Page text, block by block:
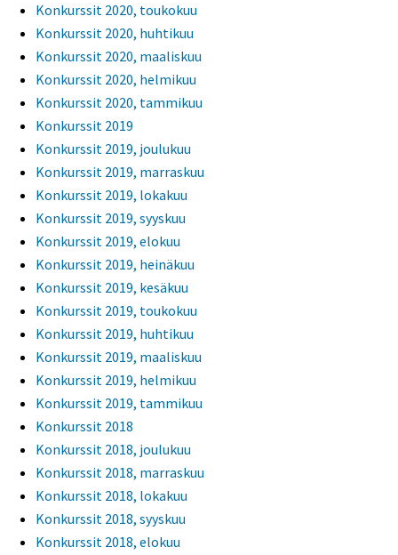
Konkurssit 2020, toukokuu
Konkurssit 2020, huhtikuu
Konkurssit 2020, maaliskuu
Konkurssit 2020, helmikuu
Konkurssit 2020, tammikuu
Konkurssit 2019
Konkurssit 2019, joulukuu
Konkurssit 2019, marraskuu
Konkurssit 2019, lokakuu
Konkurssit 2019, syyskuu
Konkurssit 2019, elokuu
Konkurssit 2019, heinäkuu
Konkurssit 2019, kesäkuu
Konkurssit 2019, toukokuu
Konkurssit 2019, huhtikuu
Konkurssit 2019, maaliskuu
Konkurssit 2019, helmikuu
Konkurssit 2019, tammikuu
Konkurssit 2018
Konkurssit 2018, joulukuu
Konkurssit 2018, marraskuu
Konkurssit 2018, lokakuu
Konkurssit 2018, syyskuu
Konkurssit 2018, elokuu